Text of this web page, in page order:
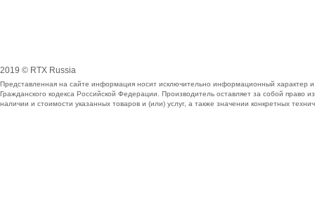
2019 © RTX Russia
Представленная на сайте информация носит исключительно информационный характер
Гражданского кодекса Российской Федерации. Производитель оставляет за собой
наличии и стоимости указанных товаров и (или) услуг, а также значении конкретных